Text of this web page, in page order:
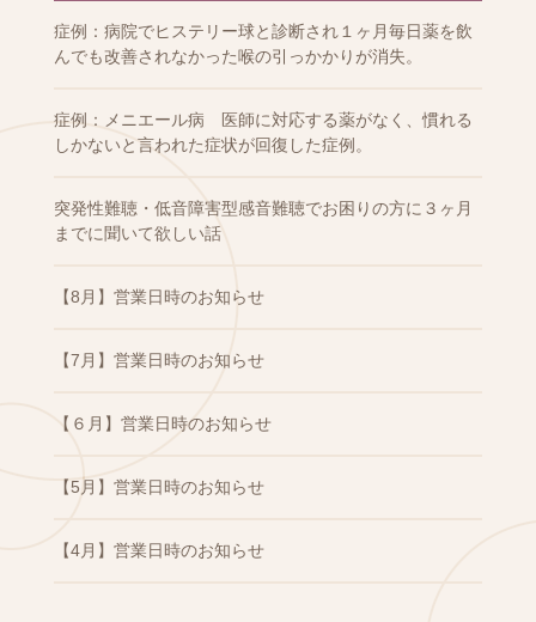
症例：病院でヒステリー球と診断され１ヶ月毎日薬を飲
んでも改善されなかった喉の引っかかりが消失。
症例：メニエール病 医師に対応する薬がなく、慣れる
しかないと言われた症状が回復した症例。
突発性難聴・低音障害型感音難聴でお困りの方に３ヶ月
までに聞いて欲しい話
【8月】営業日時のお知らせ
【7月】営業日時のお知らせ
【６月】営業日時のお知らせ
【5月】営業日時のお知らせ
【4月】営業日時のお知らせ